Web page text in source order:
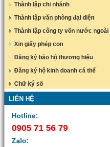
Thành lập chi nhánh
Thành lập văn phòng đại diện
Thành lập công ty vốn nước ngoài
Xin giấy phép con
Đăng ký bảo hộ thương hiệu
Đăng ký hộ kinh doanh cá thể
Chữ ký số
LIÊN HỆ
Hotline:
0905 71 56 79
Zalo: